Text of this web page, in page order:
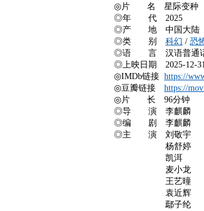
◎片 名 星际变种
◎年 代 2025
◎产 地 中国大陆
◎类 别 科幻 / 恐
◎语 言 汉语普通
◎上映日期 2025-12-
◎IMDb链接 https://
◎豆瓣链接 https://
◎片 长 96分钟
◎导 演 李麒麟
◎编 剧 李麒麟
◎主 演 刘敬宇
杨舒婷
凯洱
麦小龙
王艺曈
袁近辉
鄢子纶